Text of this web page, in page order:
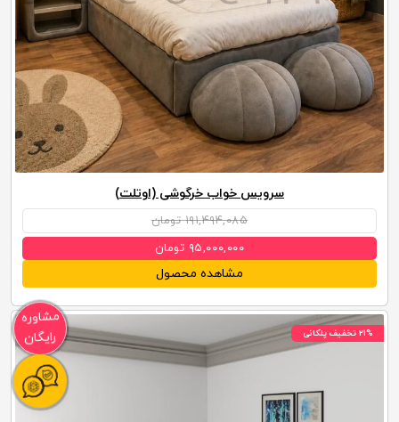
سرویس خواب خرگوشی (اوتلت)
۱۹۱,۴۹۴,۰۸۵ تومان
۹۵,۰۰۰,۰۰۰ تومان
مشاهده محصول
۲۱% تخفیف پلکانی
مشاوره
رایگان